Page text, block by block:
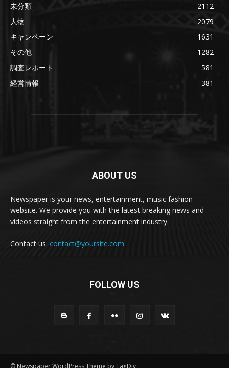
未分類
2112
人物
2079
キャンペーン
1631
その他
1282
調査レポート
581
経営情報
381
ABOUT US
Newspaper is your news, entertainment, music fashion
website. We provide you with the latest breaking news and
videos straight from the entertainment industry.
Contact us: contact@yoursite.com
FOLLOW US
© Newspaper WordPress Theme by TagDiv